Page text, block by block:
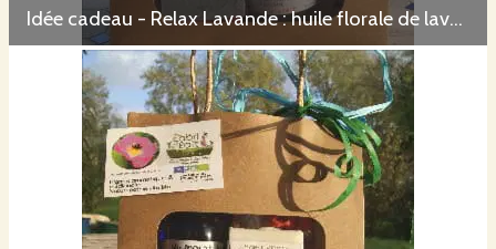
Idée cadeau - Relax Lavande : huile florale de lavande - savon lavandin - Nature et Progrès